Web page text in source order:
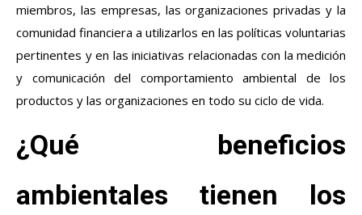
miembros, las empresas, las organizaciones privadas y la
comunidad financiera a utilizarlos en las políticas voluntarias
pertinentes y en las iniciativas relacionadas con la medición
y comunicación del comportamiento ambiental de los
productos y las organizaciones en todo su ciclo de vida.
¿Qué beneficios
ambientales tienen los